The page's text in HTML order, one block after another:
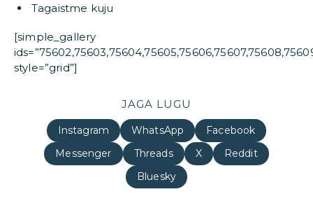
Tagaistme kuju
[simple_gallery
style=”grid”]
JAGA LUGU
Instagram WhatsApp
Facebook
Messenger
Threads X
Reddit
Bluesky